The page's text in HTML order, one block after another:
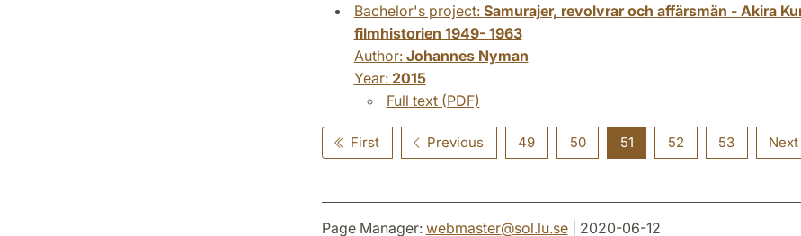
Bachelor's project: Samurajer, revolvrar och affärsmän - Akira
filmhistorien 1949- 1963
Author: Johannes Nyman
Year: 2015
Full text (PDF)
First Previous 49 50 51 52 53 Next
Page Manager: webmaster@sol.lu.se| 2020-06-12